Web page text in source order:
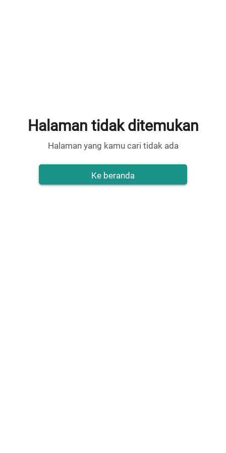
Halaman tidak ditemukan
Halaman yang kamu cari tidak ada
Ke beranda